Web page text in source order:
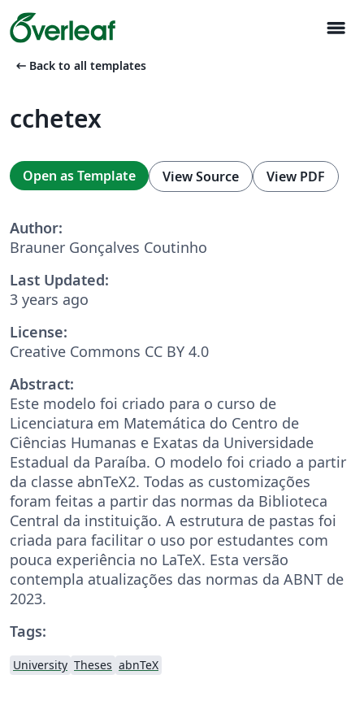
menu
arrow_left_alt Back to all templates
cchetex
Open as Template View Source View PDF
Author:
Brauner Gonçalves Coutinho
Last Updated:
3 years ago
License:
Creative Commons CC BY 4.0
Abstract:
Este modelo foi criado para o curso de
Licenciatura em Matemática do Centro de
Ciências Humanas e Exatas da Universidade
Estadual da Paraíba. O modelo foi criado a partir
da classe abnTeX2. Todas as customizações
foram feitas a partir das normas da Biblioteca
Central da instituição. A estrutura de pastas foi
criada para facilitar o uso por estudantes com
pouca experiência no LaTeX. Esta versão
contempla atualizações das normas da ABNT de
2023.
Tags:
University Theses abnTeX